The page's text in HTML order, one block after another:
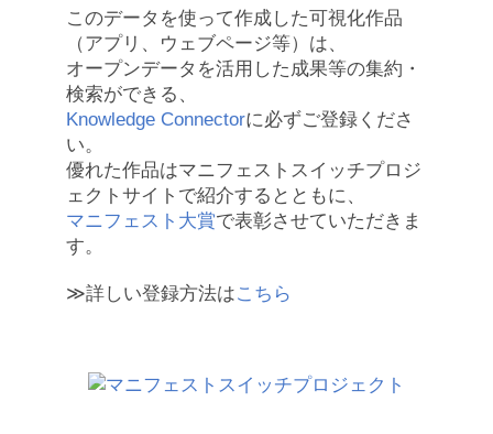
このデータを使って作成した可視化作品
（アプリ、ウェブページ等）は、
オープンデータを活用した成果等の集約・
検索ができる、
Knowledge Connectorに必ずご登録くださ
い。
優れた作品はマニフェストスイッチプロジ
ェクトサイトで紹介するとともに、
マニフェスト大賞で表彰させていただきま
す。
≫詳しい登録方法はこちら